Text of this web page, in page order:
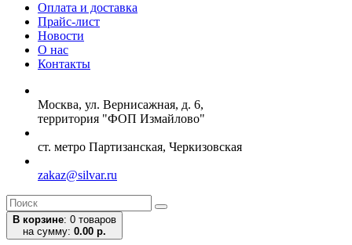
Оплата и доставка
Прайс-лист
Новости
О нас
Контакты
Москва, ул. Вернисажная, д. 6,
территория "ФОП Измайлово"
ст. метро Партизанская, Черкизовская
zakaz@silvar.ru
В корзине: 0 товаров
на сумму: 0.00 р.